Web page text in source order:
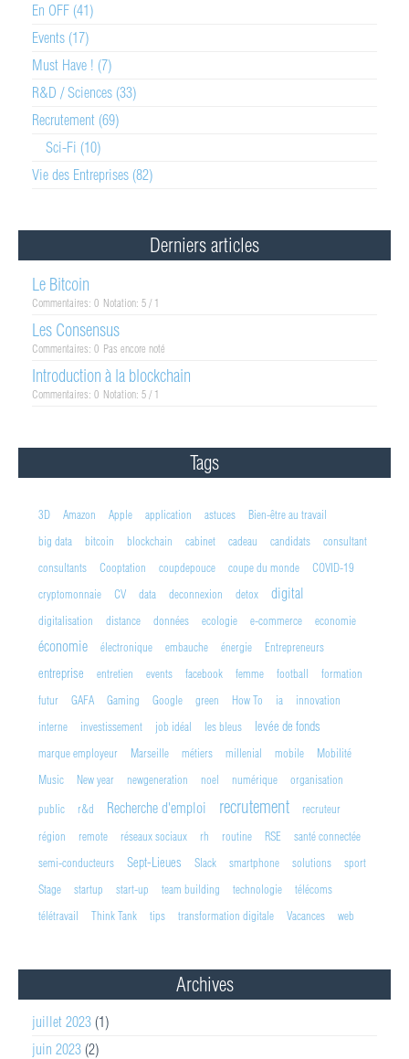
En OFF (41)
Events (17)
Must Have ! (7)
R&D / Sciences (33)
Recrutement (69)
Sci-Fi (10)
Vie des Entreprises (82)
Derniers articles
Le Bitcoin
Commentaires: 0 Notation: 5 / 1
Les Consensus
Commentaires: 0 Pas encore noté
Introduction à la blockchain
Commentaires: 0 Notation: 5 / 1
Tags
3D Amazon Apple application astuces
Bien-être au travail
big data
bitcoin blockchain cabinet cadeau candidats
consultant
consultants
Cooptation coupdepouce coupe du monde
COVID-19
cryptomonnaie
CV data deconnexion detox digital
digitalisation distance données ecologie e-commerce economie
économie électronique embauche énergie Entrepreneurs
entreprise entretien events facebook femme football
formation
futur
GAFA Gaming Google green How To ia
innovation
interne
investissement job idéal les bleus levée de fonds
marque employeur Marseille métiers millenial mobile
Mobilité
Music
New year newgeneration noel numérique
organisation
public
r&d Recherche d'emploi recrutement
recruteur
région
remote réseaux sociaux rh routine RSE
santé connectée
semi-conducteurs
Sept-Lieues Slack smartphone solutions
sport
Stage
startup start-up team building technologie
télécoms
télétravail
Think Tank tips transformation digitale Vacances web
Archives
juillet 2023 (1)
juin 2023 (2)